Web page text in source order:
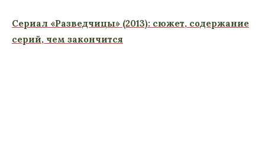
Сериал «Разведчицы» (2013): сюжет, содержание
серий, чем закончится